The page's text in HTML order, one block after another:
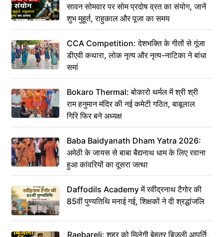
सावन सोमवार पर सोम प्रदोष व्रत का संयोग, जानें
शुभ मुहूर्त, राहुकाल और पूजा का समय
CCA Competition: देशभक्ति के गीतों से गूंजा
डीएवी कथारा, लोक नृत्य और नृत्य-नाटिका ने बांधा
समां
Bokaro Thermal: बोकारो थर्मल में श्री श्री
राम हनुमान मंदिर की नई कमेटी गठित, बाबूलाल
गिरि फिर बने अध्यक्ष
Baba Baidyanath Dham Yatra 2026:
अमेठी के जायस से बाबा बैद्यनाथ धाम के लिए रवाना
हुआ कांवरियों का दूसरा जत्था
Daffodils Academy में रवींद्रनाथ टैगोर की
85वीं पुण्यतिथि मनाई गई, शिक्षकों ने दी श्रद्धांजलि
Raebareli: शहर को मिलेगी बेहतर बिजली आपूर्ति,